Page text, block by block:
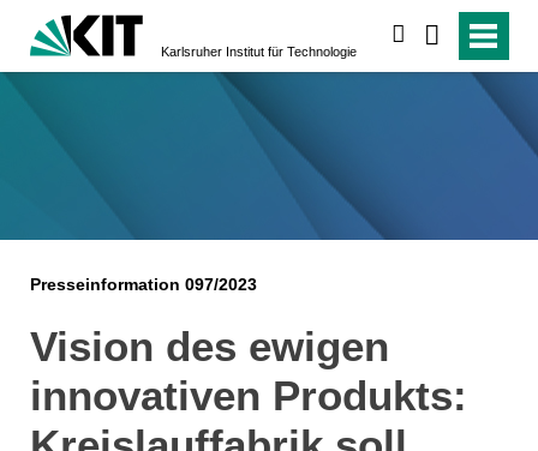
Karlsruher Institut für Technologie
Presseinformation 097/2023
Vision des ewigen
innovativen Produkts: